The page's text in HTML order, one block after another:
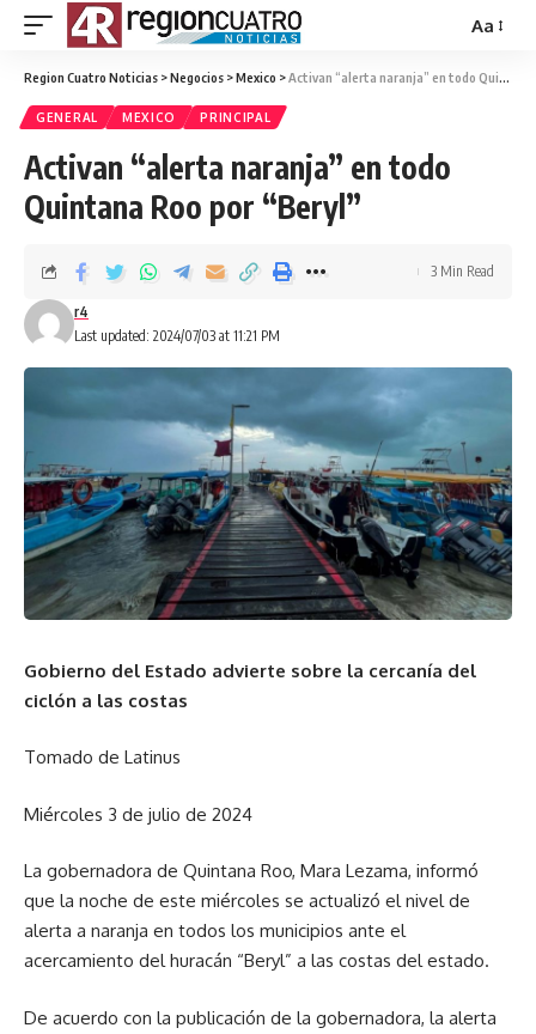
Aa
Region Cuatro Noticias >Negocios >Mexico >Activan “alerta naranja” en todo Quintana Roo por “Beryl”
GENERAL MEXICO PRINCIPAL
Activan “alerta naranja” en todo
Quintana Roo por “Beryl”
Last updated: 2024/07/03 at 11:21 PM
r4
3 Min Read
Gobierno del Estado advierte sobre la cercanía del
ciclón a las costas
Tomado de Latinus
Miércoles 3 de julio de 2024
La gobernadora de Quintana Roo, Mara Lezama, informó
que la noche de este miércoles se actualizó el nivel de
alerta a naranja en todos los municipios ante el
acercamiento del huracán “Beryl” a las costas del estado.
De acuerdo con la publicación de la gobernadora, la alerta